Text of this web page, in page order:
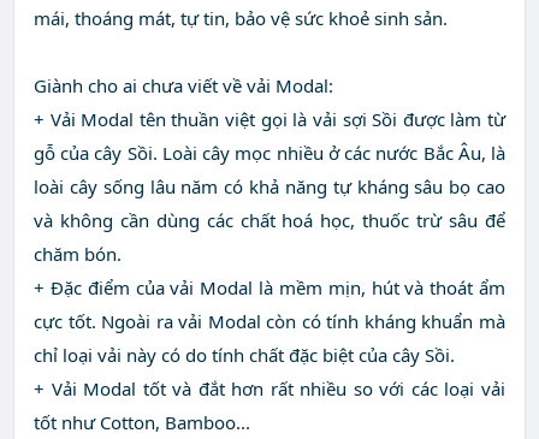
mái, thoáng mát, tự tin, bảo vệ sức khoẻ sinh sản.
Giành cho ai chưa viết về vải Modal:
+ Vải Modal tên thuần việt gọi là vải sợi Sồi được làm từ
gỗ của cây Sồi. Loài cây mọc nhiều ở các nước Bắc Âu, là
loài cây sống lâu năm có khả năng tự kháng sâu bọ cao
và không cần dùng các chất hoá học, thuốc trừ sâu để
chăm bón.
+ Đặc điểm của vải Modal là mềm mịn, hút và thoát ẩm
cực tốt. Ngoài ra vải Modal còn có tính kháng khuẩn mà
chỉ loại vải này có do tính chất đặc biệt của cây Sồi.
+ Vải Modal tốt và đắt hơn rất nhiều so với các loại vải
tốt như Cotton, Bamboo...